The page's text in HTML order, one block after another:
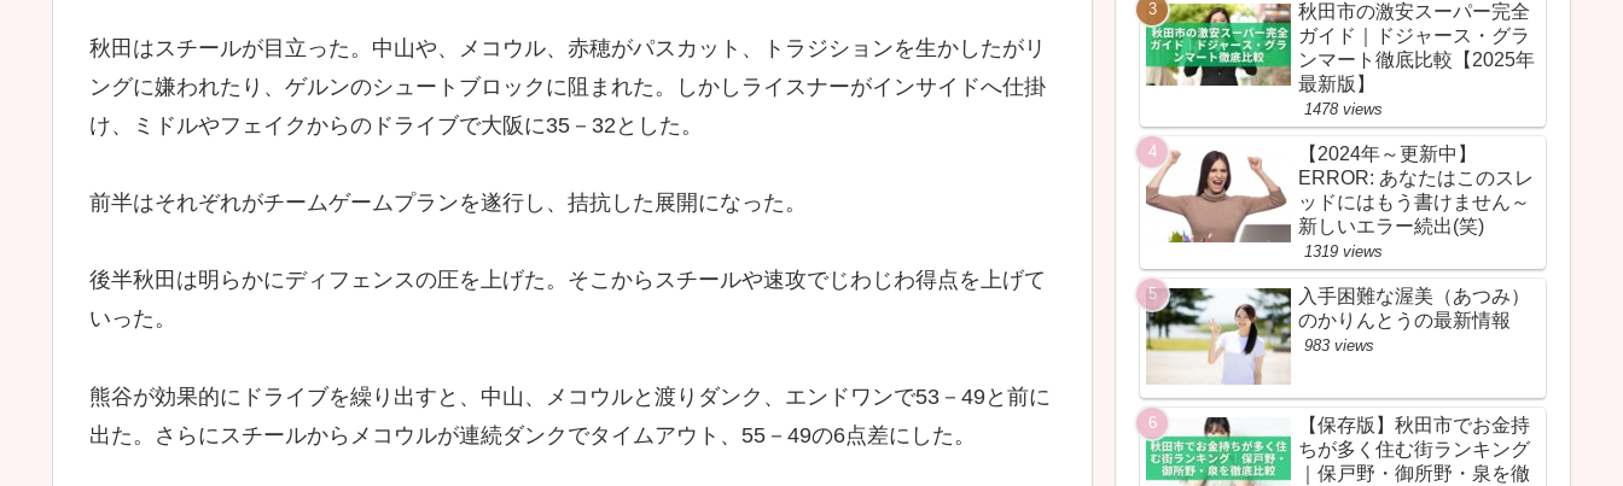
秋田はスチールが目立った。中山や、メコウル、赤穂がパスカット、トラジションを生かしたがリ
ングに嫌われたり、ゲルンのシュートブロックに阻まれた。しかしライスナーがインサイドへ仕掛
け、ミドルやフェイクからのドライブで大阪に35－32とした。
前半はそれぞれがチームゲームプランを遂行し、拮抗した展開になった。
後半秋田は明らかにディフェンスの圧を上げた。そこからスチールや速攻でじわじわ得点を上げて
いった。
熊谷が効果的にドライブを繰り出すと、中山、メコウルと渡りダンク、エンドワンで53－49と前に
出た。さらにスチールからメコウルが連続ダンクでタイムアウト、55－49の6点差にした。
秋田市の激安スーパー完全
ガイド｜ドジャース・グラ
ンマート徹底比較【2025年
最新版】
1478 views
【2024年～更新中】
ERROR: あなたはこのスレ
ッドにはもう書けません～
新しいエラー続出(笑)
1319 views
入手困難な渥美（あつみ）
のかりんとうの最新情報
983 views
【保存版】秋田市でお金持
ちが多く住む街ランキング
｜保戸野・御所野・泉を徹